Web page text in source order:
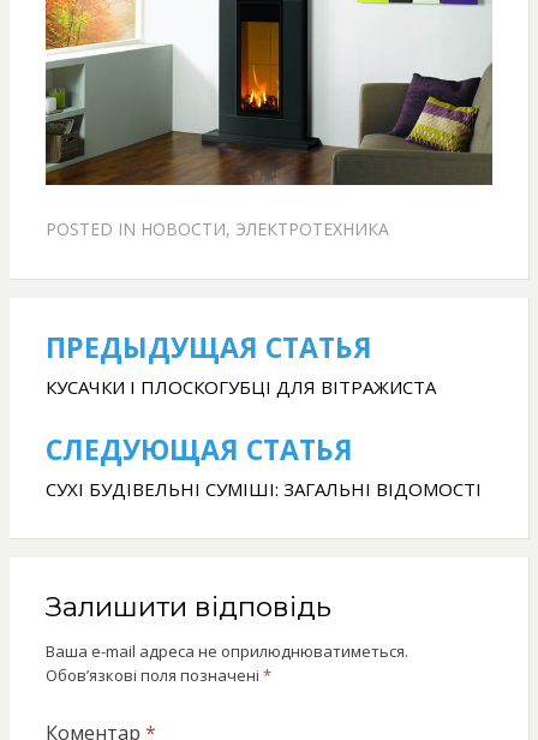
POSTED IN НОВОСТИ, ЭЛЕКТРОТЕХНИКА
Навігація
записів
ПРЕДЫДУЩАЯ СТАТЬЯ
КУСАЧКИ І ПЛОСКОГУБЦІ ДЛЯ ВІТРАЖИСТА
СЛЕДУЮЩАЯ СТАТЬЯ
СУХІ БУДІВЕЛЬНІ СУМІШІ: ЗАГАЛЬНІ ВІДОМОСТІ
Залишити відповідь
Ваша e-mail адреса не оприлюднюватиметься.
Обов’язкові поля позначені *
Коментар *